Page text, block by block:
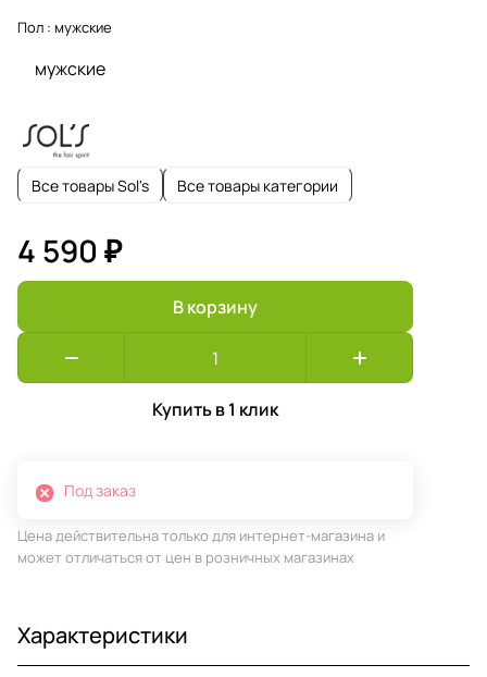
Пол : мужские
мужские
Все товары Sol's Все товары категории
4 590 ₽
В корзину
Купить в 1 клик
Под заказ
Цена действительна только для интернет-магазина и
может отличаться от цен в розничных магазинах
Характеристики